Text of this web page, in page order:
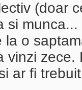
(doar
si munca...
la o
vinzi
ar fi